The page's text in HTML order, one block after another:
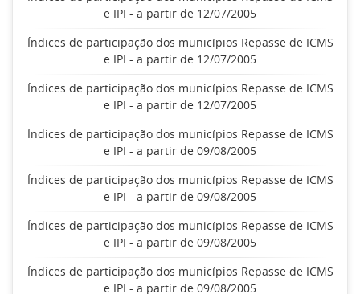
e IPI - a partir de 12/07/2005
Índices de participação dos municípios Repasse de ICMS
e IPI - a partir de 12/07/2005
Índices de participação dos municípios Repasse de ICMS
e IPI - a partir de 12/07/2005
Índices de participação dos municípios Repasse de ICMS
e IPI - a partir de 09/08/2005
Índices de participação dos municípios Repasse de ICMS
e IPI - a partir de 09/08/2005
Índices de participação dos municípios Repasse de ICMS
e IPI - a partir de 09/08/2005
Índices de participação dos municípios Repasse de ICMS
e IPI - a partir de 09/08/2005